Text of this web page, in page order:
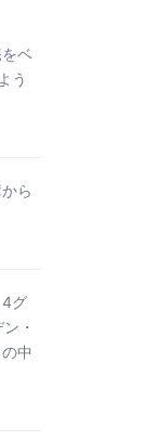
ベ
う
ら
グ
・
中